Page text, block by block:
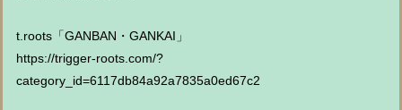
t.roots「GANBAN・GANKAI」
https://trigger-roots.com/?
category_id=6117db84a92a7835a0ed67c2